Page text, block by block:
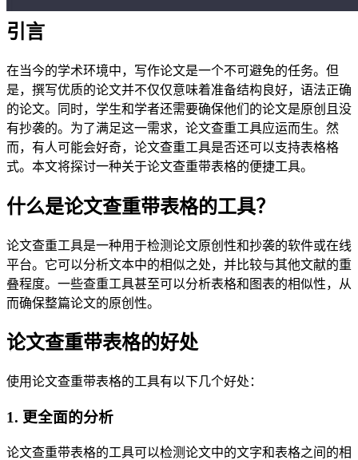
引言
在当今的学术环境中，写作论文是一个不可避免的任务。但
是，撰写优质的论文并不仅仅意味着准备结构良好，语法正确
的论文。同时，学生和学者还需要确保他们的论文是原创且没
有抄袭的。为了满足这一需求，论文查重工具应运而生。然
而，有人可能会好奇，论文查重工具是否还可以支持表格格
式。本文将探讨一种关于论文查重带表格的便捷工具。
什么是论文查重带表格的工具？
论文查重工具是一种用于检测论文原创性和抄袭的软件或在线
平台。它可以分析文本中的相似之处，并比较与其他文献的重
叠程度。一些查重工具甚至可以分析表格和图表的相似性，从
而确保整篇论文的原创性。
论文查重带表格的好处
使用论文查重带表格的工具有以下几个好处：
1. 更全面的分析
论文查重带表格的工具可以检测论文中的文字和表格之间的相